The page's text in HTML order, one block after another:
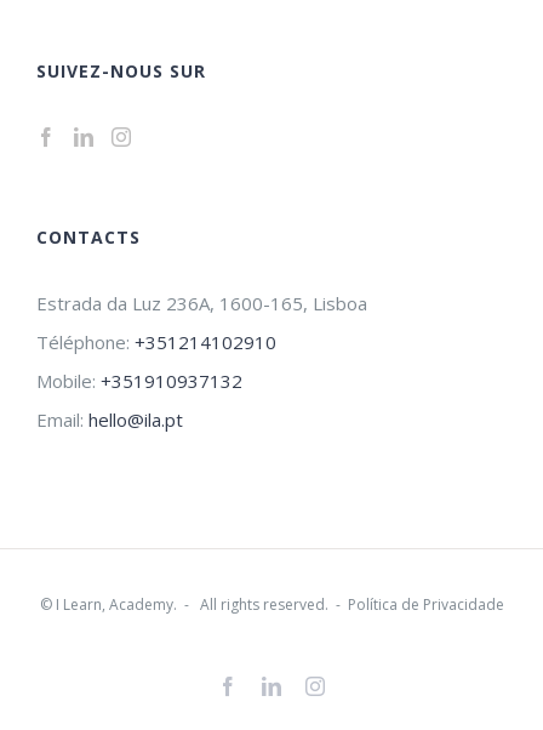
SUIVEZ-NOUS SUR
CONTACTS
Estrada da Luz 236A, 1600-165, Lisboa
Téléphone: +351214102910
Mobile: +351910937132
Email: hello@ila.pt
© I Learn, Academy. - All rights reserved. - Política de Privacidade
FacebookLinkedInInstagram